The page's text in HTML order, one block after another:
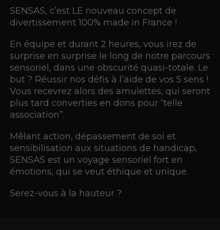
SENSAS, c’est LE nouveau concept de
divertissement 100% made in France !
En équipe et durant 2 heures, vous irez de
surprise en surprise le long de notre parcours
sensoriel, dans une obscurité quasi-totale. Le
but ? Réussir nos défis à l’aide de vos 5 sens !
Vous recevrez alors des amulettes, qui seront
plus tard converties en dons pour “telle
association”.
Mêlant action, dépassement de soi et
sensibilisation aux situations de handicap,
SENSAS est un voyage sensoriel fort en
émotions, qui se veut éthique et unique.
Serez-vous à la hauteur ?